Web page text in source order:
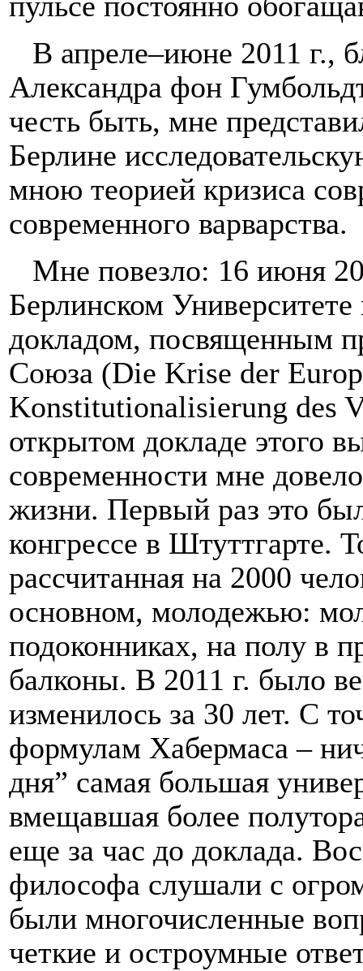
В апреле–июне 2011 г.,
Александра фон
честь быть, мне
Берлине
мною теорией кризиса
современного варварства.
Мне повезло: 16 июня
Берлинском
докладом, посвященным
Союза (Die Krise der
Konstitutionalisierung des
открытом докладе этого
современности мне
жизни. Первый раз это
конгрессе в Штуттгарте.
рассчитанная на 2000
основном, молодежью:
подоконниках, на полу в
балконы. В 2011 г. было
изменилось за 30 лет. С
формулам Хабермаса –
дня” самая большая
вмещавшая более
еще за час до доклада.
философа слушали с
были многочисленные
четкие и остроумные